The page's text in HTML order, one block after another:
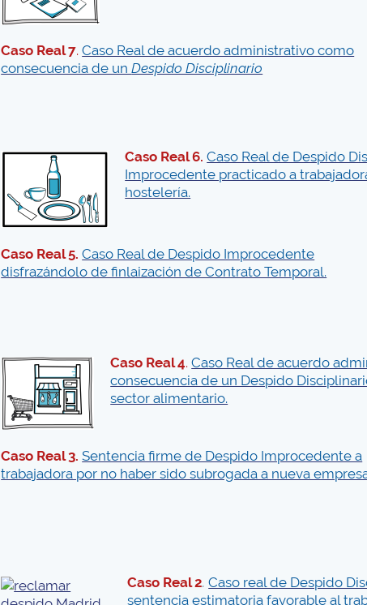
Caso Real 7. Caso Real de acuerdo administrativo como
consecuencia de unDespido Disciplinario
Caso Real 6. Caso Real de Despido
Improcedente practicado a
hostelería.
Caso Real 5. Caso Real de Despido Improcedente
disfrazándolo de finlaización de Contrato Temporal.
Caso Real 4. Caso Real de acuerdo
consecuencia de un Despido
sector alimentario.
Caso Real 3. Sentencia firme de Despido Improcedente a
trabajadora por no haber sido subrogada a nueva
Caso Real 2. Caso real de Despido
sentencia estimatoria favorable al